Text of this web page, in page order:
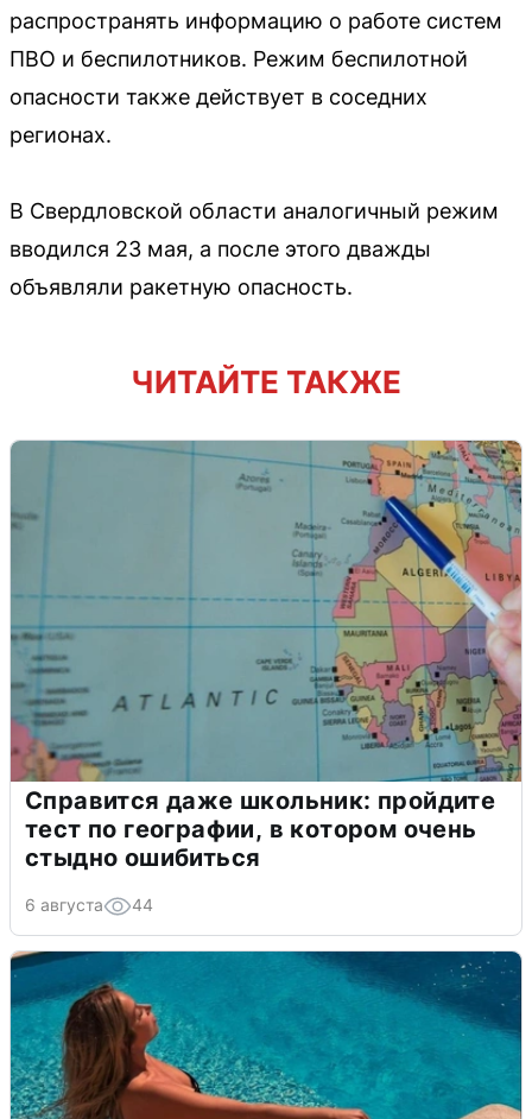
распространять информацию о работе систем
ПВО и беспилотников. Режим беспилотной
опасности также действует в соседних
регионах.
В Свердловской области аналогичный режим
вводился 23 мая, а после этого дважды
объявляли ракетную опасность.
ЧИТАЙТЕ ТАКЖЕ
Справится даже школьник: пройдите
тест по географии, в котором очень
стыдно ошибиться
6 августа 44